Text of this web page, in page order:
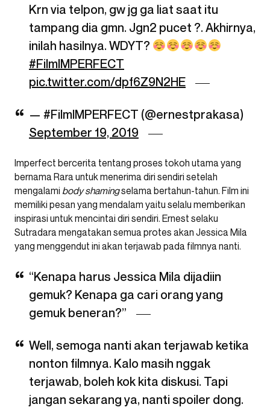
Krn via telpon, gw jg ga liat saat itu
tampang dia gmn. Jgn2 pucet ?. Akhirnya,
inilah hasilnya. WDYT?
#FilmIMPERFECT
pic.twitter.com/dpf6Z9N2HE
— #FilmIMPERFECT (@ernestprakasa)
September 19, 2019
Imperfect bercerita tentang proses tokoh utama yang
bernama Rara untuk menerima diri sendiri setelah
mengalami body shamingselama bertahun-tahun. Film ini
memiliki pesan yang mendalam yaitu selalu memberikan
inspirasi untuk mencintai diri sendiri. Ernest selaku
Sutradara mengatakan semua protes akan Jessica Mila
yang menggendut ini akan terjawab pada filmnya nanti.
“Kenapa harus Jessica Mila dijadiin
gemuk? Kenapa ga cari orang yang
gemuk beneran?”
Well, semoga nanti akan terjawab ketika
nonton filmnya. Kalo masih nggak
terjawab, boleh kok kita diskusi. Tapi
jangan sekarang ya, nanti spoiler dong.